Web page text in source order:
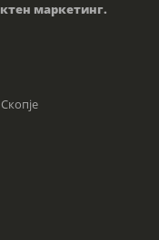
маркетинг.